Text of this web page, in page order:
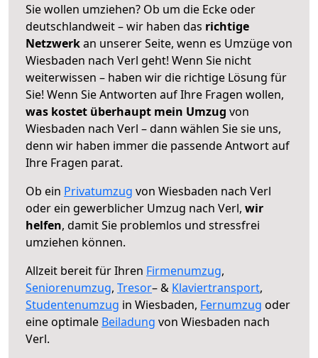
Sie wollen umziehen? Ob um die Ecke oder
deutschlandweit – wir haben das richtige
Netzwerkan unserer Seite, wenn es Umzüge von
Wiesbaden nach Verl geht! Wenn Sie nicht
weiterwissen – haben wir die richtige Lösung für
Sie! Wenn Sie Antworten auf Ihre Fragen wollen,
was kostet überhaupt mein Umzug von
Wiesbaden nach Verl – dann wählen Sie sie uns,
denn wir haben immer die passende Antwort auf
Ihre Fragen parat.
Ob ein Privatumzug von Wiesbaden nach Verl
oder ein gewerblicher Umzug nach Verl, wir
helfen, damit Sie problemlos und stressfrei
umziehen können.
Allzeit bereit für Ihren Firmenumzug,
Seniorenumzug, Tresor– & Klaviertransport,
Studentenumzug in Wiesbaden, Fernumzug oder
eine optimale Beiladung von Wiesbaden nach
Verl.